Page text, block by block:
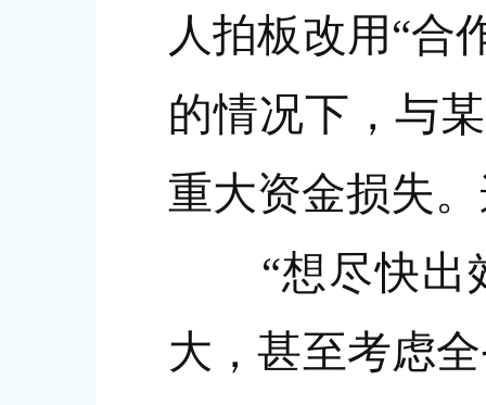
人拍板改用“合
的情况下，与
重大资金损失
“想尽快出效
大，甚至考虑